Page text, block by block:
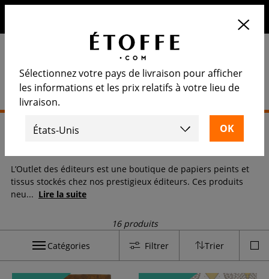
L'outlet des éditeurs
L’Outlet des éditeurs est une boutique de papiers peints et
tissus stockés chez nos prestigieux éditeurs. Ces produits
neu... Lire la suite
16 produits
Catégories
Filtrer Trier
Sélectionnez votre pays de livraison pour afficher
les informations et les prix relatifs à votre lieu de
livraison.